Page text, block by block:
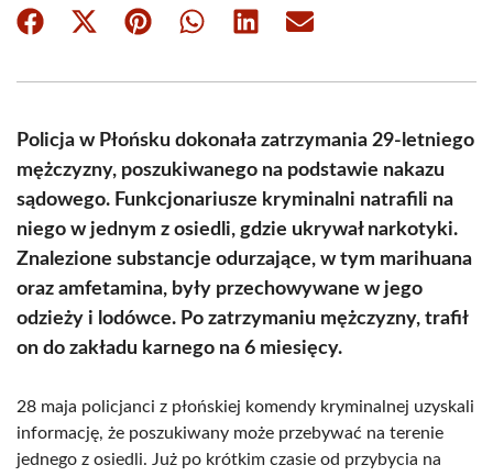
Share
Share
(Twitter)
Share Share Share Share
Policja w Płońsku dokonała zatrzymania 29-letniego
mężczyzny, poszukiwanego na podstawie nakazu
sądowego. Funkcjonariusze kryminalni natrafili na
niego w jednym z osiedli, gdzie ukrywał narkotyki.
Znalezione substancje odurzające, w tym marihuana
oraz amfetamina, były przechowywane w jego
odzieży i lodówce. Po zatrzymaniu mężczyzny, trafił
on do zakładu karnego na 6 miesięcy.
28 maja policjanci z płońskiej komendy kryminalnej uzyskali
informację, że poszukiwany może przebywać na terenie
jednego z osiedli. Już po krótkim czasie od przybycia na